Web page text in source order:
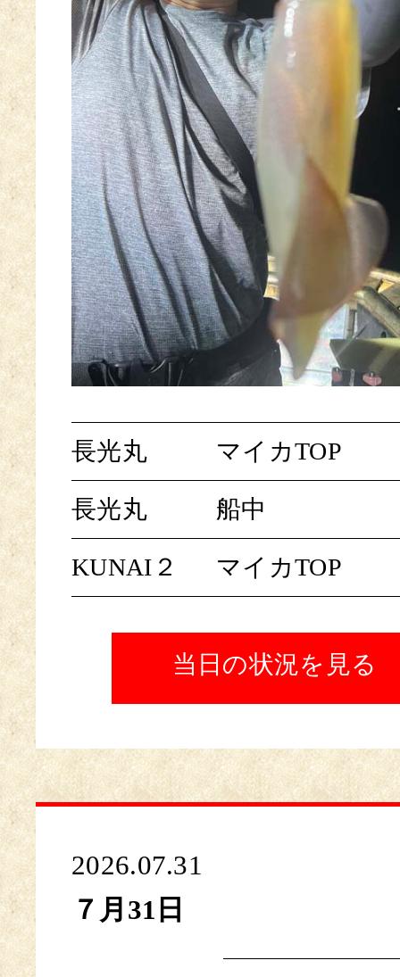
長光丸 マイカTOP
長光丸 船中
KUNAI２ マイカTOP
当日の状況を見る
2026.07.31
７月31日